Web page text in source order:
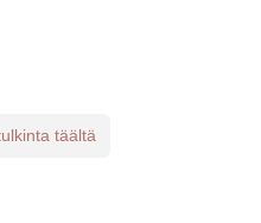
täältä